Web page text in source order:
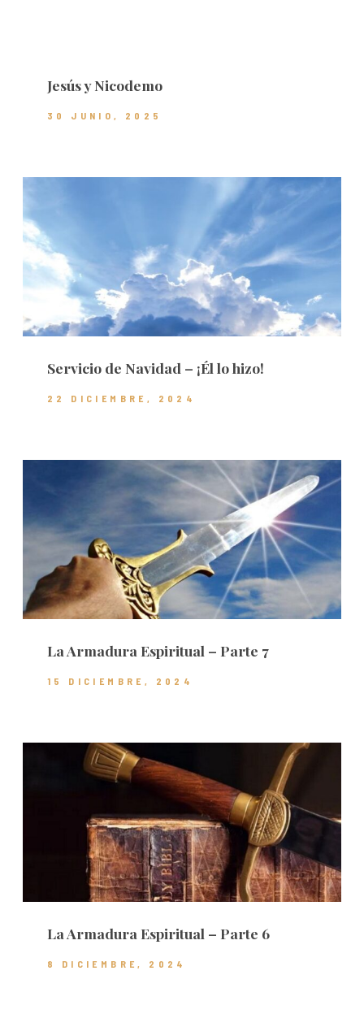
Jesús y Nicodemo
30 JUNIO, 2025
Servicio de Navidad – ¡Él lo hizo!
22 DICIEMBRE, 2024
La Armadura Espiritual – Parte 7
15 DICIEMBRE, 2024
La Armadura Espiritual – Parte 6
8 DICIEMBRE, 2024